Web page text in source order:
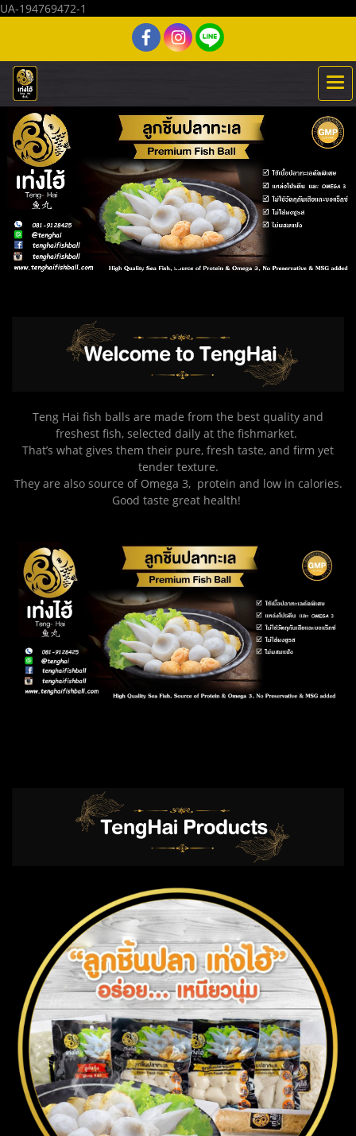
UA-194769472-1
Teng Hai fish balls are made from the best quality and
freshest fish, selected daily at the fishmarket.
That’s what gives them their pure, fresh taste, and firm yet
tender texture.
They are also source of Omega 3, protein and low in calories.
Good taste great health!